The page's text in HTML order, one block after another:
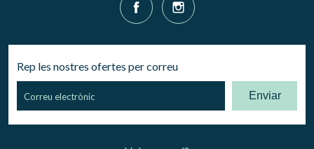
Rep les nostres ofertes per correu
Enviar